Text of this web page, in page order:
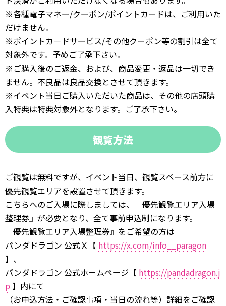
※各種電子マネー/クーポン/ポイントカードは、ご利用いた
だけません。
※ポイントカ－ドサービス/その他クーポン等の割引は全て
対象外です。予めご了承下さい。
※ご購入後のご返金、および、商品変更・返品は一切でき
ません。不良品は良品交換とさせて頂きます。
※イベント当日ご購入いただいた商品は、その他の店頭購
入特典は特典対象外となります。ご了承下さい。
観覧方法
ご観覧は無料ですが、イベント当日、観覧スペース前方に
優先観覧エリアを設置させて頂きます。
こちらへのご入場に際しましては、『優先観覧エリア入場
整理券』が必要となり、全て事前申込制になります。
『優先観覧エリア入場整理券』をご希望の方は
パンダドラゴン 公式Ｘ【 https://x.com/info__paragon
】、
パンダドラゴン 公式ホームページ【 https://pandadragon.j
p 】内にて
（お申込方法・ご確認事項・当日の流れ等）詳細をご確認